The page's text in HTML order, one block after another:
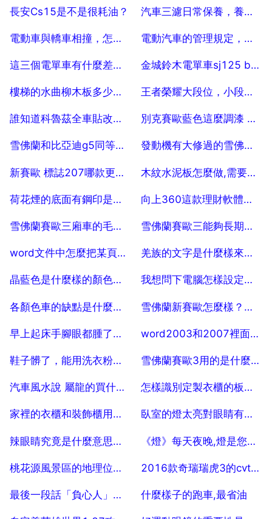
2025-07-25 2025-07-25
長安Cs15是不是很耗油？
2025-07-25
汽車三濾日常保養，養車的小保養 大保養 更換機油 三濾 是什麼意思
2025-07-25
電動車與轎車相撞，怎麼辦？ 20
2025-07-25
電動汽車的管理規定，國家對電動車管理規定
2025-07-25
這三個電單車有什麼差別？都是鈴木的
2025-07-25
金城鈴木電單車sj125 b坐墊怎樣拆
2025-07-25
樓梯的水曲柳木板多少錢一張 10
2025-07-25
王者榮耀大段位，小段位，分別是幾顆星？
2025-07-25
誰知道科魯茲全車貼改色膜要多少錢
2025-07-25
別克賽歐藍色這麼調漆 誰知道雪佛蘭賽歐的調漆配方？藍珍珠的顏色！
2025-07-25
雪佛蘭和比亞迪g5同等價格的車哪個好
2025-07-25
發動機有大修過的雪佛蘭賽歐能賣多少
2025-07-25
新賽歐 標誌207哪款更好，更適合家用。求真實想法。 5
2025-07-25
木紋水泥板怎麼做,需要什麼材料
2025-07-25
荷花煙的底面有鋼印是什麼意思
2025-07-25
向上360這款理財軟體怎麼樣？
2025-07-25
雪佛蘭賽歐三廂車的毛病有哪些
2025-07-25
雪佛蘭賽歐三能夠長期使用97號汽油嗎
2025-07-25
word文件中怎麼把某頁的頁碼去掉
2025-07-25
羌族的文字是什麼樣來，羌族為什麼有語言沒用文字
2025-07-25
晶藍色是什麼樣的顏色，水晶藍 是什麼顏色
2025-07-25
我想問下電腦怎樣設定螢幕對眼睛好，我XP系統，顏色也要調，有沒有專業
2025-07-25
各顏色車的缺點是什麼，家用轎車顏色的優缺點有哪些？
2025-07-25
雪佛蘭新賽歐怎麼樣？別克凱越居然漲價
2025-07-25
早上起床手腳眼都腫了是什麼原因 手機愛問
2025-07-25
word2003和2007裡面，怎麼刪除某一頁頁首的橫線
2025-07-25
鞋子髒了，能用洗衣粉洗麼
2025-07-25
雪佛蘭賽歐3用的是什麼油，耗油量大嗎？
2025-07-25
汽車風水說 屬龍的買什麼顏色車好
2025-07-25
怎樣識別定製衣櫃的板材是不是歐松板
2025-07-25
家裡的衣櫃和裝飾櫃用什麼材料做的好
2025-07-25
臥室的燈太亮對眼睛有什麼影響
2025-07-25
辣眼睛究竟是什麼意思？我朋友總是在說
2025-07-25
《燈》每天夜晚,燈是您的伴侶 你不睡,它也不睡,睜著明亮的眼睛,陪伴著您
2025-07-25
桃花源風景區的地理位置，桃花源地理位置
2025-07-25
2016款奇瑞瑞虎3的cvt質量怎麼樣
2025-07-25
最後一段話「負心人」是什麼意思
2025-07-25
什麼樣子的跑車,最省油
2025-07-25